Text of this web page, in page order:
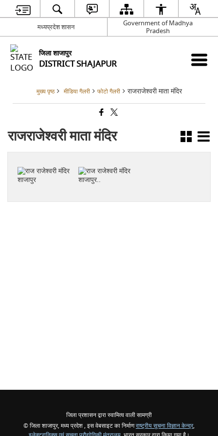
मध्यप्रदेश शासन
Government of Madhya
Pradesh
जिला शाजापुर
DISTRICT SHAJAPUR
मुख्य पृष्ठ मीडिया गैलरी फोटो गैलरी राजराजेश्वरी माता मंदिर
राजराजेश्वरी माता मंदिर
जिला प्रशासन द्वारा स्वामित्व वाली सामग्री
© जिला शाजापुर, मध्य प्रदेश , इस वेबसाइट का निर्माणराष्ट्रीय सूचना विज्ञान केन्द्र,